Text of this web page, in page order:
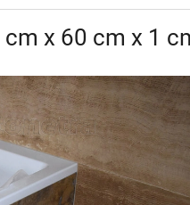
x 60 cm x 1